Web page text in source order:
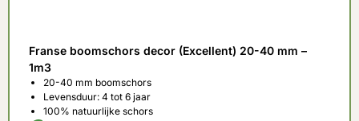
Franse boomschors decor (Excellent) 20-40 mm –
1m3
20-40 mm boomschors
Levensduur: 4 tot 6 jaar
100% natuurlijke schors